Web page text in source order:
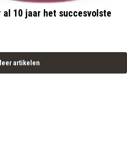
al 10 jaar het succesvolste
artikelen